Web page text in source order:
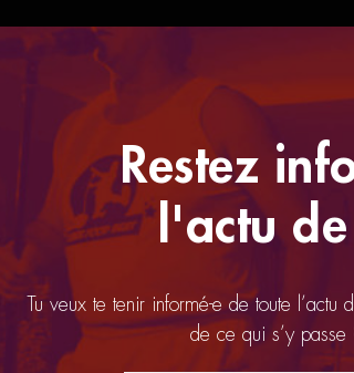
Restez
l'actu
Tu veux te tenir informé-e de toute
de ce qui s’y